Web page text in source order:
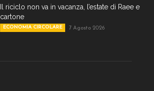
Il riciclo non va in vacanza, l’estate di Raee e
cartone
ECONOMIA CIRCOLARE 7 Agosto 2026